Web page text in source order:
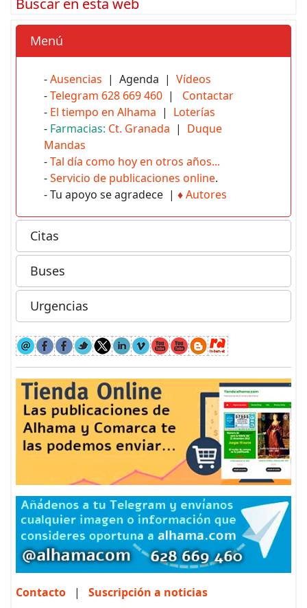
Menú
-Ausencias | Agenda | Vídeos
-Telegram 628 669 460 | Contactar
- El tiempo en Alhama | Loterías
- Farmacias: Ct. Granada | Duque
Mandas
-Tal día como hoy en otros años...
-Servicio de publicaciones online.
- Tu apoyo se agradece | ♦Autores
Citas
Buses
Urgencias
Contacto | Suscripción a noticias